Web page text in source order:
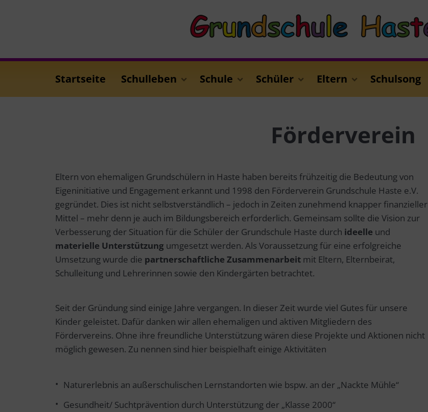
Startseite Schulleben Schule Schüler Eltern Schulsong
Förderverein
Eltern von ehemaligen Grundschülern in Haste haben bereits frühzeitig die Bedeutung von
Eigeninitiative und Engagement erkannt und 1998 den Förderverein Grundschule Haste e.V.
gegründet. Dies ist nicht selbstverständlich – jedoch in Zeiten zunehmend knapper finanzieller
Mittel – mehr denn je auch im Bildungsbereich erforderlich. Gemeinsam sollte die Vision zur
Verbesserung der Situation für die Schüler der Grundschule Haste durch ideelle und
materielle Unterstützung umgesetzt werden. Als Voraussetzung für eine erfolgreiche
Umsetzung wurde die partnerschaftliche Zusammenarbeit mit Eltern, Elternbeirat,
Schulleitung und Lehrerinnen sowie den Kindergärten betrachtet.
Seit der Gründung sind einige Jahre vergangen. In dieser Zeit wurde viel Gutes für unsere
Kinder geleistet. Dafür danken wir allen ehemaligen und aktiven Mitgliedern des
Fördervereins. Ohne ihre freundliche Unterstützung wären diese Projekte und Aktionen nicht
möglich gewesen. Zu nennen sind hier beispielhaft einige Aktivitäten
Naturerlebnis an außerschulischen Lernstandorten wie bspw. an der „Nackte Mühle“
Gesundheit/ Suchtprävention durch Unterstützung der „Klasse 2000“